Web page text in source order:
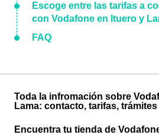
Escoge entre las tarifas a
con Vodafone en Ituero y
FAQ
Toda la infromación sobre
Lama: contacto, tarifas, trámites
Encuentra tu tienda de